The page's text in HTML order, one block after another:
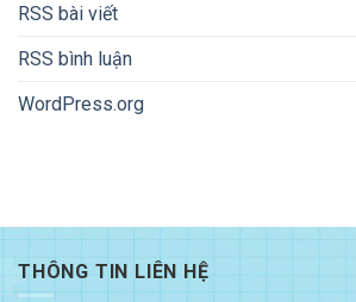
RSS bài viết
RSS bình luận
WordPress.org
THÔNG TIN LIÊN HỆ